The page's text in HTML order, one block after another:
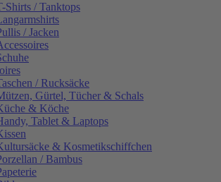
Shirts / Tanktops
/ Jacken
/ Rucksäcke
Gürtel, Tücher & Schals
& Köche
Tablet & Laptops
& Kosmetikschiffchen
/ Bambus